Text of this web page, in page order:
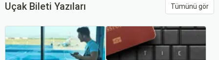
Uçak Bileti Yazıları Tümünü gör